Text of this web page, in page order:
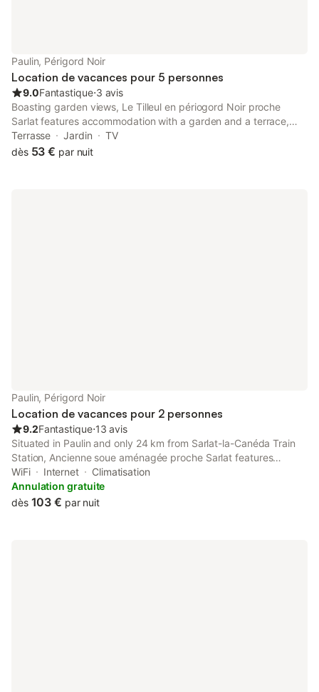
Paulin, Périgord Noir
Location de vacances pour 5 personnes
9.0Fantastique⋅3 avis
Boasting garden views, Le Tilleul en périogord Noir proche
Sarlat features accommodation with a garden and a terrace,
around 24 km from Sarlat-la-Canéda Train Station. The 3-star
villa is 41 km from Monkey Forest.
Terrasse Jardin
TV
dès 53 € par nuit
Paulin, Périgord Noir
Location de vacances pour 2 personnes
9.2Fantastique⋅13 avis
Situated in Paulin and only 24 km from Sarlat-la-Canéda Train
Station, Ancienne soue aménagée proche Sarlat features
accommodation with mountain views, free WiFi and free private
parking.
WiFi Internet
Climatisation
Annulation gratuite
dès 103 € par nuit